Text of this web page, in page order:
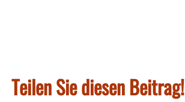
Teilen Sie diesen Beitrag!